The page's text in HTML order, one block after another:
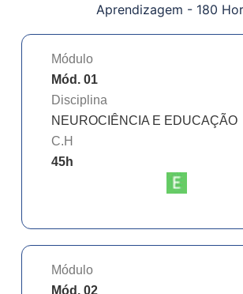
Aprendizagem - 180
Módulo
Mód. 01
Disciplina
NEUROCIÊNCIA E EDUCAÇÃO
C.H
45h
Módulo
Mód. 02